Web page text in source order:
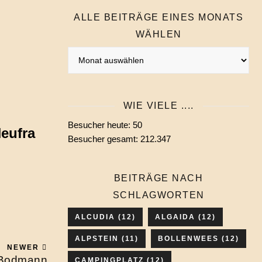
NEWER
ALLE BEITRÄGE EINES MONATS
WÄHLEN
wählen
WIE VIELE ....
Besucher heute: 50
Besucher gesamt: 212.347
BEITRÄGE NACH
SCHLAGWORTEN
ALCUDIA (12) ALGAIDA (12)
ALPSTEIN (11) BOLLENWEES (12)
CAMPINGPLATZ (12)